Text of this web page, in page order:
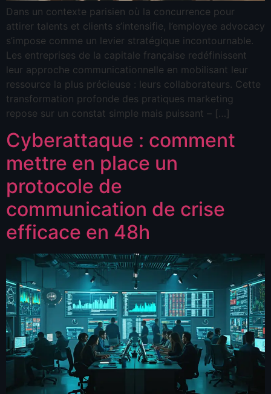
Dans un contexte parisien où la concurrence pour
attirer talents et clients s’intensifie, l’employee advocacy
s’impose comme un levier stratégique incontournable.
Les entreprises de la capitale française redéfinissent
leur approche communicationnelle en mobilisant leur
ressource la plus précieuse : leurs collaborateurs. Cette
transformation profonde des pratiques marketing
repose sur un constat simple mais puissant – […]
Cyberattaque : comment
mettre en place un
protocole de
communication de crise
efficace en 48h